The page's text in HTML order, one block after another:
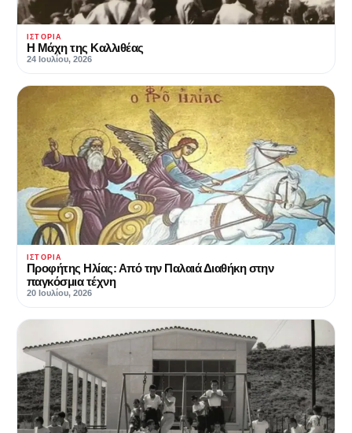
ΙΣΤΟΡΊΑ
Η Μάχη της Καλλιθέας
24 Ιουλίου, 2026
ΙΣΤΟΡΊΑ
Προφήτης Ηλίας: Από την Παλαιά Διαθήκη στην
παγκόσμια τέχνη
20 Ιουλίου, 2026